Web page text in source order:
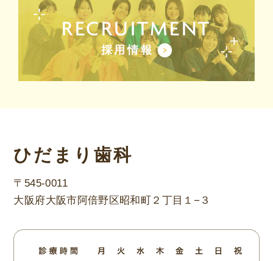
RECRUITMENT
採用情報
ひだまり歯科
〒545-0011
大阪府大阪市阿倍野区昭和町２丁目１−３